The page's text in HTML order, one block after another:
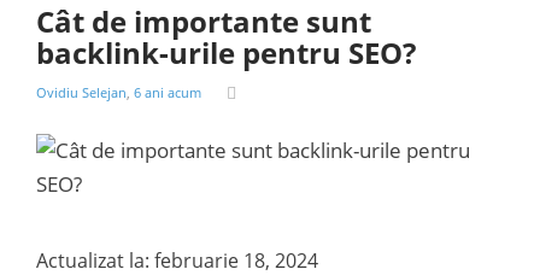
Cât de importante sunt
backlink-urile pentru SEO?
Ovidiu Selejan, 6 ani acum
Actualizat la: februarie 18, 2024